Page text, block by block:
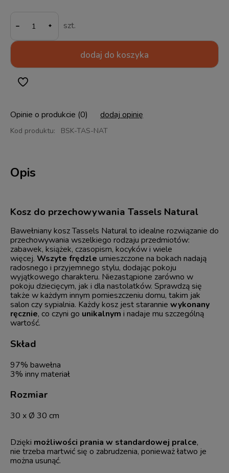
- szt.
dodaj do koszyka
Kod produktu: BSK-TAS-NAT
Opinie o produkcie (0) dodaj opinię
Opis
Kosz do przechowywania Tassels Natural
Bawełniany kosz Tassels Natural to idealne rozwiązanie do
przechowywania wszelkiego rodzaju przedmiotów:
zabawek, książek, czasopism, kocyków i wiele
więcej. Wszyte frędzle umieszczone na bokach nadają
radosnego i przyjemnego stylu, dodając pokoju
wyjątkowego charakteru. Niezastąpione zarówno w
pokoju dziecięcym, jak i dla nastolatków. Sprawdzą się
także w każdym innym pomieszczeniu domu, takim jak
salon czy sypialnia. Każdy kosz jest starannie wykonany
ręcznie, co czyni go unikalnym i nadaje mu szczególną
wartość.
Skład
97% bawełna
3% inny materiał
Rozmiar
30 x Ø 30 cm
Dzięki możliwości prania w standardowej pralce,
nie trzeba martwić się o zabrudzenia, ponieważ łatwo je
można usunąć.